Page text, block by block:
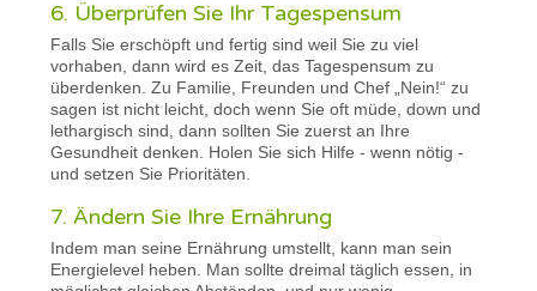
6. Überprüfen Sie Ihr Tagespensum
Falls Sie erschöpft und fertig sind weil Sie zu viel
vorhaben, dann wird es Zeit, das Tagespensum zu
überdenken. Zu Familie, Freunden und Chef „Nein!“ zu
sagen ist nicht leicht, doch wenn Sie oft müde, down und
lethargisch sind, dann sollten Sie zuerst an Ihre
Gesundheit denken. Holen Sie sich Hilfe - wenn nötig -
und setzen Sie Prioritäten.
7. Ändern Sie Ihre Ernährung
Indem man seine Ernährung umstellt, kann man sein
Energielevel heben. Man sollte dreimal täglich essen, in